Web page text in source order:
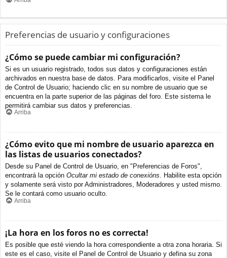
Preferencias de usuario y configuraciones
¿Cómo se puede cambiar mi configuración?
Si es un usuario registrado, todos sus datos y configuraciones están
archivados en nuestra base de datos. Para modificarlos, visite el Panel
de Control de Usuario; haciendo clic en su nombre de usuario que se
encuentra en la parte superior de las páginas del foro. Este sistema le
permitirá cambiar sus datos y preferencias.
Arriba
¿Cómo evito que mi nombre de usuario aparezca en
las listas de usuarios conectados?
Desde su Panel de Control de Usuario, en "Preferencias de Foros",
encontrará la opción Ocultar mi estado de conexións. Habilite esta opción
y solamente será visto por Administradores, Moderadores y usted mismo.
Se le contará como usuario oculto.
Arriba
¡La hora en los foros no es correcta!
Es posible que esté viendo la hora correspondiente a otra zona horaria. Si
este es el caso, visite el Panel de Control de Usuario y defina su zona